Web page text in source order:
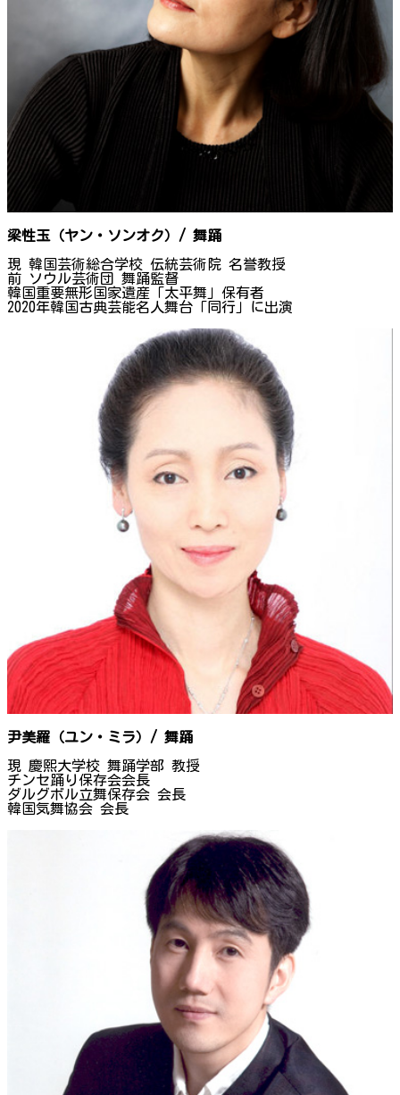
梁性玉（ヤン・ソンオク）/ 舞踊
現 韓国芸術総合学校 伝統芸術院 名誉教授
前 ソウル芸術団 舞踊監督
韓国重要無形国家遺産「太平舞」保有者
2020年韓国古典芸能名人舞台「同行」に出演
尹美羅（ユン・ミラ）/ 舞踊
現 慶熙大学校 舞踊学部 教授
チンセ踊り保存会会長
ダルグボル立舞保存会 会長
韓国気舞協会 会長